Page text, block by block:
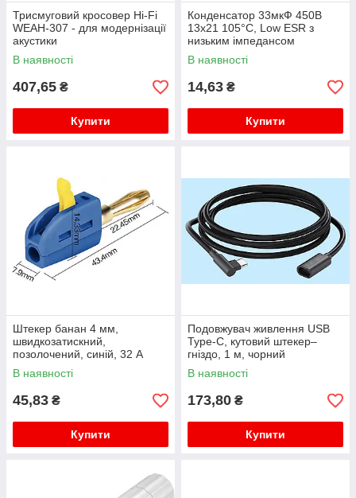
Трисмуговий кросовер Hi-Fi
WEAH-307 - для модернізації
акустики
В наявності
407,65 ₴
Купити
Конденсатор 33мкФ 450В
13x21 105°C, Low ESR з
низьким імпедансом
В наявності
14,63 ₴
Купити
Штекер банан 4 мм,
швидкозатискний,
позолочений, синій, 32 А
В наявності
45,83 ₴
Купити
Подовжувач живлення USB
Type-C, кутовий штекер–
гніздо, 1 м, чорний
В наявності
173,80 ₴
Купити